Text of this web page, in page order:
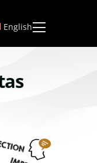
English